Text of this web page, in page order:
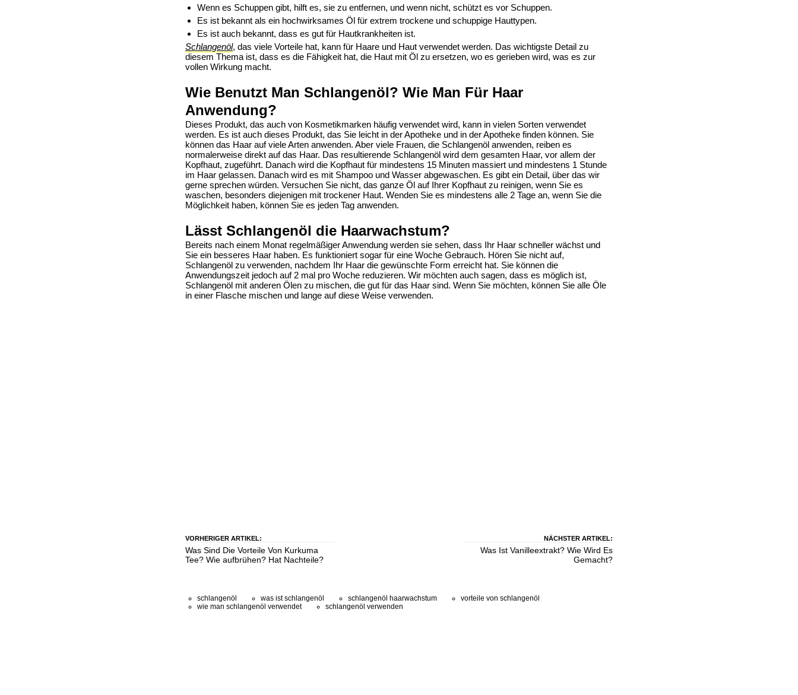
Wenn es Schuppen gibt, hilft es, sie zu entfernen, und wenn nicht, schützt es vor Schuppen.
Es ist bekannt als ein hochwirksames Öl für extrem trockene und schuppige Hauttypen.
Es ist auch bekannt, dass es gut für Hautkrankheiten ist.
Schlangenöl, das viele Vorteile hat, kann für Haare und Haut verwendet werden. Das wichtigste Detail zu
diesem Thema ist, dass es die Fähigkeit hat, die Haut mit Öl zu ersetzen, wo es gerieben wird, was es zur
vollen Wirkung macht.
Wie Benutzt Man Schlangenöl? Wie Man Für Haar
Anwendung?
Dieses Produkt, das auch von Kosmetikmarken häufig verwendet wird, kann in vielen Sorten verwendet
werden. Es ist auch dieses Produkt, das Sie leicht in der Apotheke und in der Apotheke finden können. Sie
können das Haar auf viele Arten anwenden. Aber viele Frauen, die Schlangenöl anwenden, reiben es
normalerweise direkt auf das Haar. Das resultierende Schlangenöl wird dem gesamten Haar, vor allem der
Kopfhaut, zugeführt. Danach wird die Kopfhaut für mindestens 15 Minuten massiert und mindestens 1 Stunde
im Haar gelassen. Danach wird es mit Shampoo und Wasser abgewaschen. Es gibt ein Detail, über das wir
gerne sprechen würden. Versuchen Sie nicht, das ganze Öl auf Ihrer Kopfhaut zu reinigen, wenn Sie es
waschen, besonders diejenigen mit trockener Haut. Wenden Sie es mindestens alle 2 Tage an, wenn Sie die
Möglichkeit haben, können Sie es jeden Tag anwenden.
Lässt Schlangenöl die Haarwachstum?
Bereits nach einem Monat regelmäßiger Anwendung werden sie sehen, dass Ihr Haar schneller wächst und
Sie ein besseres Haar haben. Es funktioniert sogar für eine Woche Gebrauch. Hören Sie nicht auf,
Schlangenöl zu verwenden, nachdem Ihr Haar die gewünschte Form erreicht hat. Sie können die
Anwendungszeit jedoch auf 2 mal pro Woche reduzieren. Wir möchten auch sagen, dass es möglich ist,
Schlangenöl mit anderen Ölen zu mischen, die gut für das Haar sind. Wenn Sie möchten, können Sie alle Öle
in einer Flasche mischen und lange auf diese Weise verwenden.
VORHERIGER ARTIKEL:
Was Sind Die Vorteile Von Kurkuma
Tee? Wie aufbrühen? Hat Nachteile?
NÄCHSTER ARTIKEL:
Was Ist Vanilleextrakt? Wie Wird Es
Gemacht?
schlangenöl was ist schlangenöl schlangenöl haarwachstum
vorteile von schlangenöl
wie man schlangenöl verwendet
schlangenöl verwenden